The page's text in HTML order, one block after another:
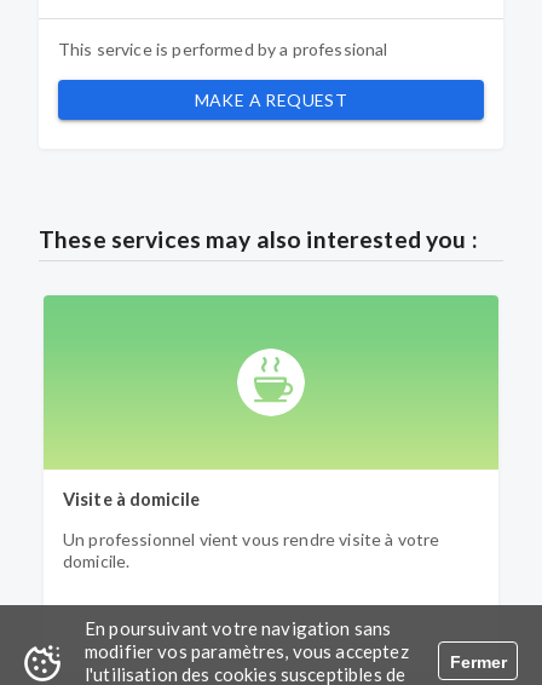
En poursuivant votre navigation sans
modifier vos paramètres, vous acceptez
l'utilisation des cookies susceptibles de
Fermer
This service is performed by a professional
MAKE A REQUEST
These services may also interested you :
Visite à domicile
Un professionnel vient vous rendre visite à votre
domicile.